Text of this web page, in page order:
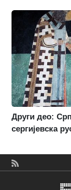
Други део:
сергијевска